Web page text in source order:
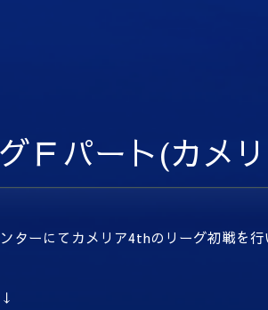
Ｆパート(カメ
ターにてカメリア4thのリーグ初戦を行